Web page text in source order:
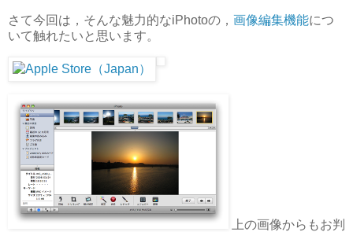
さて今回は，そんな魅力的なiPhotoの， 画像編集機能につ
いて触れたいと思います。
上の画像からもお判